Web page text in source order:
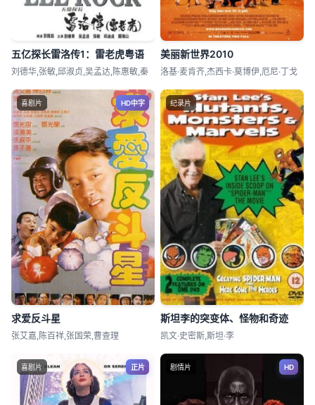
五亿探长雷洛传1：雷老虎粤语
刘德华,张敏,邱淑贞,吴孟达,陈惠敏,秦
美丽新世界2010
洛基·麦肯齐,杰西卡·莫博伊,厄尼·丁戈
喜剧片 HD中字
求爱反斗星
张艾嘉,陈百祥,张国荣,曹查理
纪录片
斯坦李的突变体、怪物和奇迹
凯文·史密斯,斯坦·李
喜剧片 正片 剧情片 HD